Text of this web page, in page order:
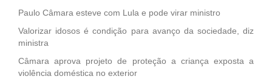
Paulo Câmara esteve com Lula e pode virar ministro
Valorizar idosos é condição para avanço da sociedade, diz
ministra
Câmara aprova projeto de proteção a criança exposta a
violência doméstica no exterior